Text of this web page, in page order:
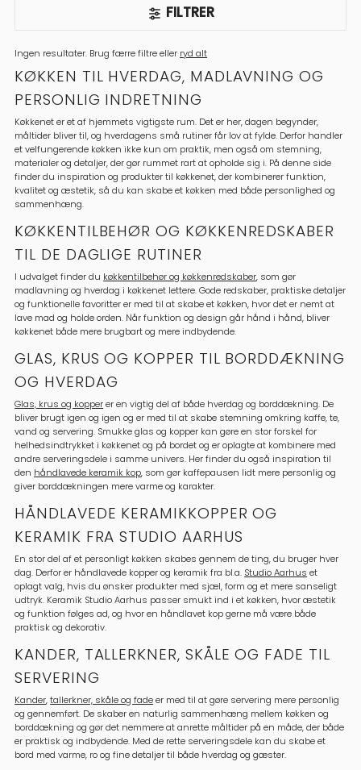
FILTRER
Ingen resultater. Brug færre filtre eller ryd alt
KØKKEN TIL HVERDAG, MADLAVNING OG
PERSONLIG INDRETNING
Køkkenet er et af hjemmets vigtigste rum. Det er her, dagen begynder,
måltider bliver til, og hverdagens små rutiner får lov at fylde. Derfor handler
et velfungerende køkken ikke kun om praktik, men også om stemning,
materialer og detaljer, der gør rummet rart at opholde sig i. På denne side
finder du inspiration og produkter til køkkenet, der kombinerer funktion,
kvalitet og æstetik, så du kan skabe et køkken med både personlighed og
sammenhæng.
KØKKENTILBEHØR OG KØKKENREDSKABER
TIL DE DAGLIGE RUTINER
I udvalget finder du køkkentilbehør og køkkenredskaber, som gør
madlavning og hverdag i køkkenet lettere. Gode redskaber, praktiske detaljer
og funktionelle favoritter er med til at skabe et køkken, hvor det er nemt at
lave mad og holde orden. Når funktion og design går hånd i hånd, bliver
køkkenet både mere brugbart og mere indbydende.
GLAS, KRUS OG KOPPER TIL BORDDÆKNING
OG HVERDAG
Glas, krus og kopperer en vigtig del af både hverdag og borddækning. De
bliver brugt igen og igen og er med til at skabe stemning omkring kaffe, te,
vand og servering. Smukke glas og kopper kan gøre en stor forskel for
helhedsindtrykket i køkkenet og på bordet og er oplagte at kombinere med
andre serveringsdele i samme univers. Her finder du også inspiration til
den håndlavede keramik kop, som gør kaffepausen lidt mere personlig og
giver borddækningen mere varme og karakter.
HÅNDLAVEDE KERAMIKKOPPER OG
KERAMIK FRA STUDIO AARHUS
En stor del af et personligt køkken skabes gennem de ting, du bruger hver
dag. Derfor er håndlavede kopper og keramik fra bl.a. Studio Aarhus et
oplagt valg, hvis du ønsker produkter med sjæl, form og et mere sanseligt
udtryk. Keramik Studio Aarhus passer smukt ind i et køkken, hvor æstetik
og funktion følges ad, og hvor en håndlavet kop gerne må være både
praktisk og dekorativ.
KANDER, TALLERKNER, SKÅLE OG FADE TIL
SERVERING
Kander,tallerkner, skåle og fadeer med til at gøre servering mere personlig
og gennemført. De skaber en naturlig sammenhæng mellem køkken og
borddækning og gør det nemmere at anrette måltider på en måde, der både
er praktisk og indbydende. Med de rette serveringsdele kan du skabe et
bord med varme, ro og fine detaljer til både hverdag og gæster.